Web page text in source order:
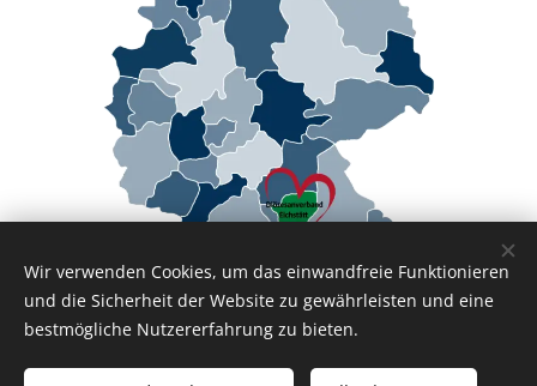
Wir verwenden Cookies, um das einwandfreie Funktionieren
und die Sicherheit der Website zu gewährleisten und eine
bestmögliche Nutzererfahrung zu bieten.